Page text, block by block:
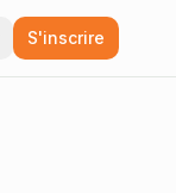
S'inscrire